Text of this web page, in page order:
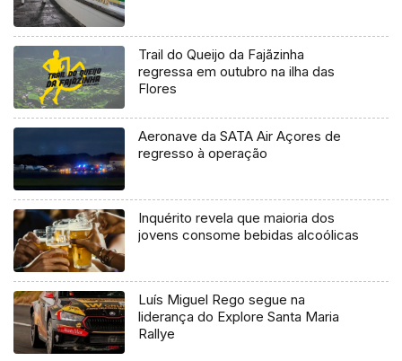
Trail do Queijo da Fajãzinha
regressa em outubro na ilha das
Flores
Aeronave da SATA Air Açores de
regresso à operação
Inquérito revela que maioria dos
jovens consome bebidas alcoólicas
Luís Miguel Rego segue na
liderança do Explore Santa Maria
Rallye